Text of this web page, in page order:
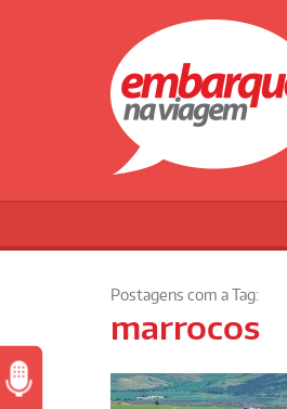
Postagens com a Tag:
marrocos